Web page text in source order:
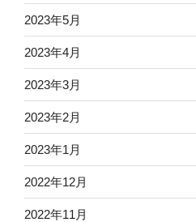
2023年5月
2023年4月
2023年3月
2023年2月
2023年1月
2022年12月
2022年11月